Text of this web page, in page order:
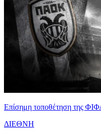
Επίσημη τοποθέτηση της
ΔΙΕΘΝΗ